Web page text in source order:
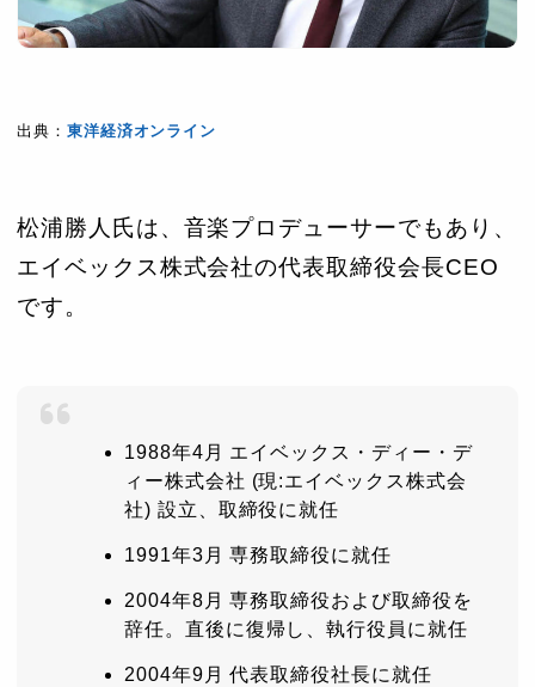
出典： 東洋経済オンライン
松浦勝人氏は、音楽プロデューサーでもあり、
エイベックス株式会社の代表取締役会長CEO
です。
1988年4月 エイベックス・ディー・デ
ィー株式会社 (現:エイベックス株式会
社) 設立、取締役に就任
1991年3月 専務取締役に就任
2004年8月 専務取締役および取締役を
辞任。直後に復帰し、執行役員に就任
2004年9月 代表取締役社長に就任